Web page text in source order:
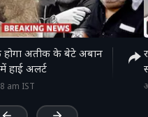
अतीक के बेटे अबान
हाई अलर्ट
am IST